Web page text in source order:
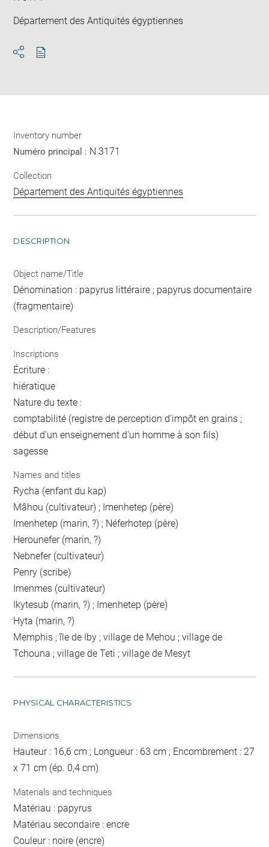
Département des Antiquités égyptiennes
Inventory number
Numéro principal : N 3171
Collection
Département des Antiquités égyptiennes
DESCRIPTION
Object name/Title
Dénomination : papyrus littéraire ; papyrus documentaire
(fragmentaire)
Description/Features
Inscriptions
Écriture :
hiératique
Nature du texte :
comptabilité (registre de perception d'impôt en grains ;
début d'un enseignement d'un homme à son fils)
sagesse
Names and titles
Rycha (enfant du kap)
Mâhou (cultivateur) ; Imenhetep (père)
Imenhetep (marin, ?) ; Néferhotep (père)
Herounefer (marin, ?)
Nebnefer (cultivateur)
Penry (scribe)
Imenmes (cultivateur)
Ikytesub (marin, ?) ; Imenhetep (père)
Hyta (marin, ?)
Memphis ; île de Iby ; village de Mehou ; village de
Tchouna ; village de Teti ; village de Mesyt
PHYSICAL CHARACTERISTICS
Dimensions
Hauteur : 16,6 cm ; Longueur : 63 cm ; Encombrement : 27
x 71 cm (ép. 0,4 cm)
Materials and techniques
Matériau : papyrus
Matériau secondaire : encre
Couleur : noire (encre)